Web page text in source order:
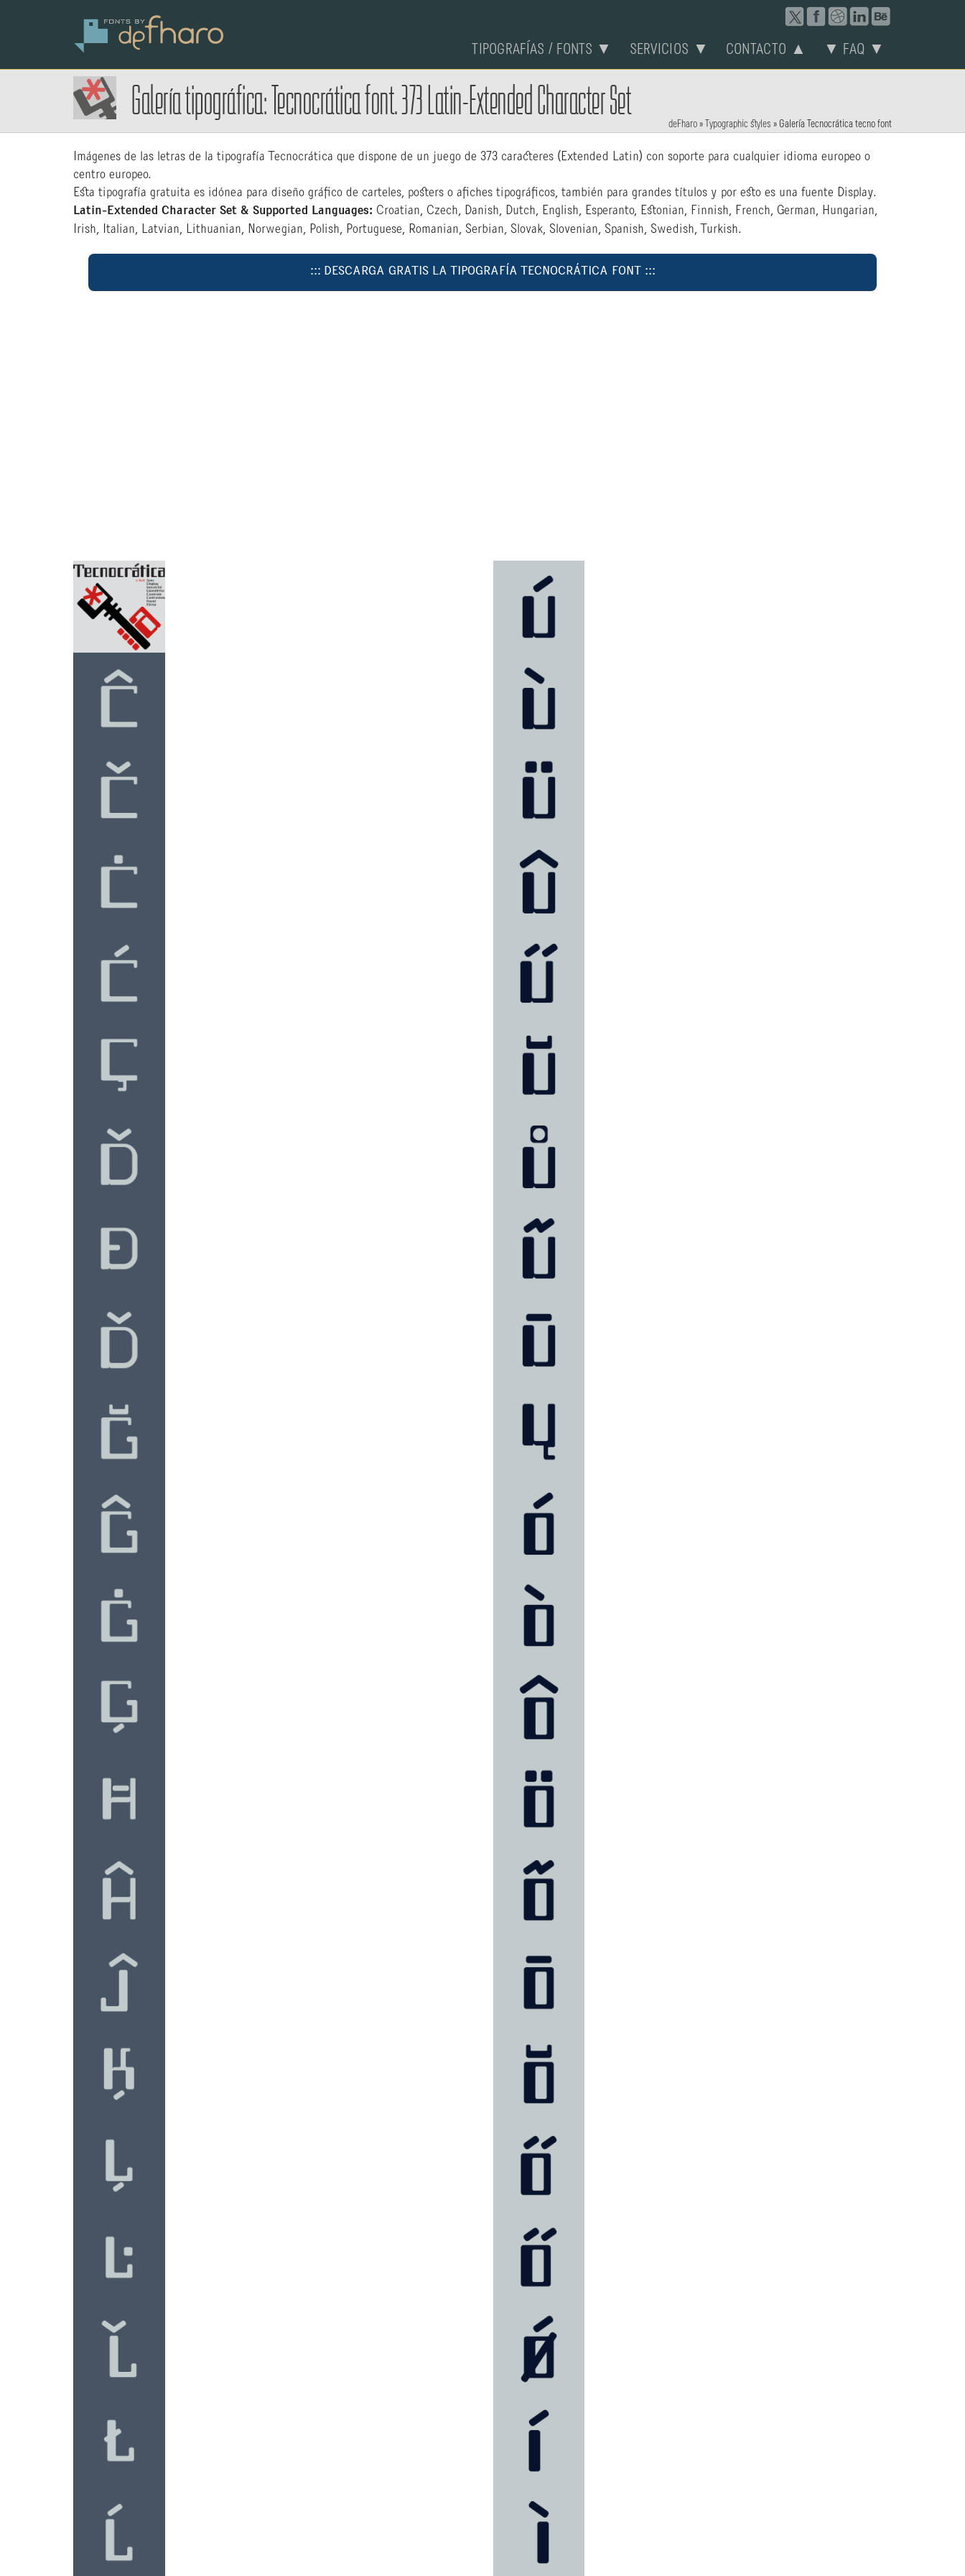
TIPOGRAFÍAS / FONTS ▼ SERVICIOS ▼ CONTACTO ▲ ▼ FAQ ▼
Galería tipográfica: Tecnocrática font. 373 Latin-Extended Character Set
deFharo » Typographic styles » Galería Tecnocrática tecno font
Imágenes de las letras de la tipografía Tecnocrática que dispone de un juego de 373 caracteres (Extended Latin) con soporte para cualquier idioma europeo o
centro europeo.
Esta tipografía gratuita es idónea para diseño gráfico de carteles, posters o afiches tipográficos, también para grandes títulos y por esto es una fuente Display.
Latin-Extended Character Set & Supported Languages: Croatian, Czech, Danish, Dutch, English, Esperanto, Estonian, Finnish, French, German, Hungarian,
Irish, Italian, Latvian, Lithuanian, Norwegian, Polish, Portuguese, Romanian, Serbian, Slovak, Slovenian, Spanish, Swedish, Turkish.
::: DESCARGA GRATIS LA TIPOGRAFÍA TECNOCRÁTICA FONT :::